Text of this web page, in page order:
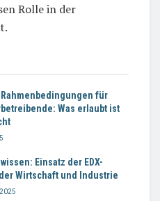
Rolle in der
für
Was erlaubt ist
Einsatz der EDX-
Wirtschaft und Industrie